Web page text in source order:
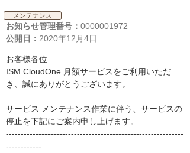
メンテナンス
お知らせ管理番号： 0000001972
公開日： 2020年12月4日
お客様各位
ISM CloudOne 月額サービスをご利用いただ
き、誠にありがとうございます。
サービス メンテナンス作業に伴う、サービスの
停止を下記にご案内申し上げます。
------------------------------------------------------------
------------